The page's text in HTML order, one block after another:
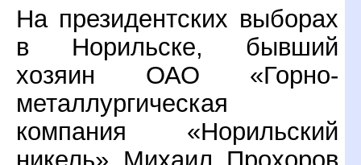
На президентских выборах
в Норильске, бывший
хозяин ОАО «Горно-
металлургическая
компания «Норильский
никель» Михаил Прохоров